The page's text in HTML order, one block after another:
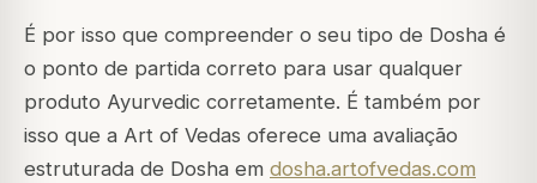
É por isso que compreender o seu tipo de Dosha é
o ponto de partida correto para usar qualquer
produto Ayurvedic corretamente. É também por
isso que a Art of Vedas oferece uma avaliação
estruturada de Dosha em dosha.artofvedas.com